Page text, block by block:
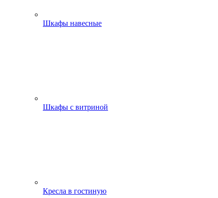
Шкафы навесные
Шкафы с витриной
Кресла в гостиную